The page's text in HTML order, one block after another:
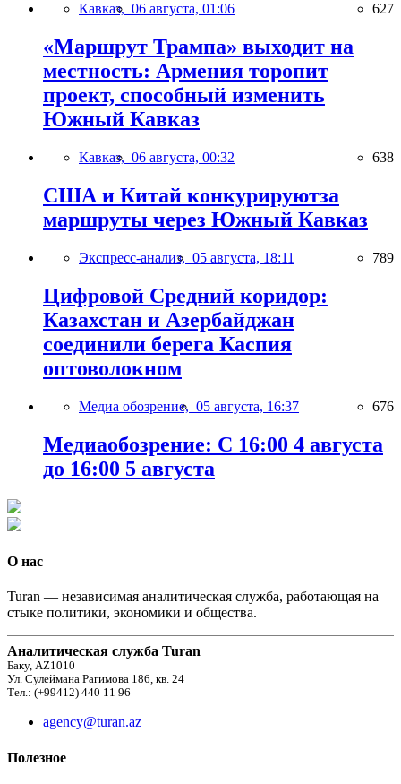
Кавказ, 06 августа, 01:06 627
«Маршрут Трампа» выходит на
местность: Армения торопит
проект, способный изменить
Южный Кавказ
Кавказ, 06 августа, 00:32 638
США и Китай конкурируютза
маршруты через Южный Кавказ
Экспресс-анализ, 05 августа, 18:11 789
Цифровой Средний коридор:
Казахстан и Азербайджан
соединили берега Каспия
оптоволокном
Медиа обозрение, 05 августа, 16:37 676
Медиаобозрение: С 16:00 4 августа
до 16:00 5 августа
О нас
Turan — независимая аналитическая служба, работающая на
стыке политики, экономики и общества.
Аналитическая служба Turan
Баку, AZ1010
Ул. Сулеймана Рагимова 186, кв. 24
Тел.: (+99412) 440 11 96
agency@turan.az
Полезное